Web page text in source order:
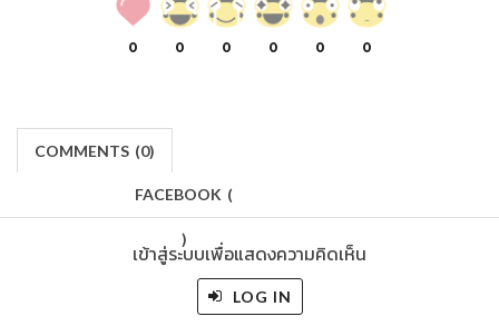
0 0 0 0 0 0
COMMENTS (0)
FACEBOOK (
)
เข้าสู่ระบบเพื่อแสดงความคิดเห็น
LOG IN